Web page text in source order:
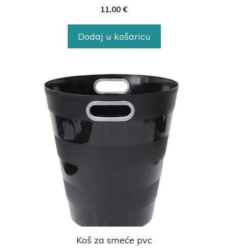
11,00 €
Dodaj u košaricu
Koš za smeće pvc